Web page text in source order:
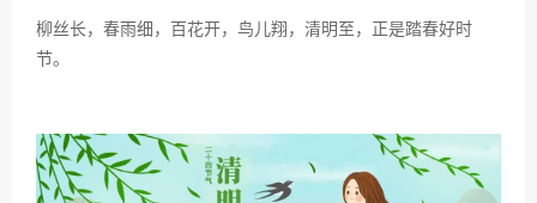
柳丝长，春雨细，百花开，鸟儿翔，清明至，正是踏春好时
节。